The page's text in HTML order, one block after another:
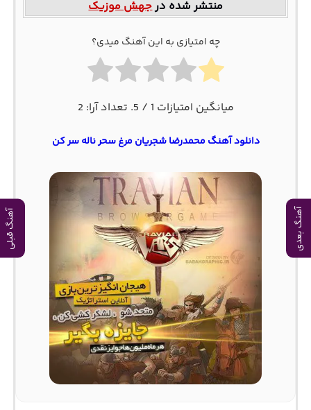
آهنگ بعدی آهنگ قبلی
منتشر شده درجهش موزیک
چه امتیازی به این آهنگ میدی؟
میانگین امتیازات 1 / 5. تعداد آرا: 2
دانلود آهنگ محمدرضا شجریان مرغ سحر ناله سر کن